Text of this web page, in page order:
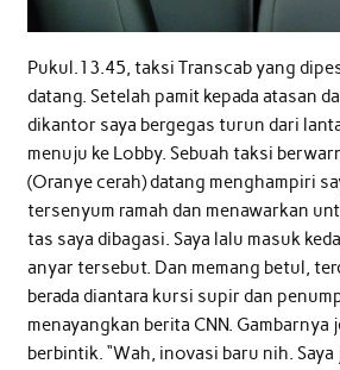
Pukul.13.45, taksi Transcab yang
datang. Setelah pamit kepada atasan
dikantor saya bergegas turun dari
menuju ke Lobby. Sebuah taksi
(Oranye cerah) datang menghampiri
tersenyum ramah dan menawarkan
tas saya dibagasi. Saya lalu masuk
anyar tersebut. Dan memang betul,
berada diantara kursi supir dan
menayangkan berita CNN. Gambarnya
berbintik. “Wah, inovasi baru nih.